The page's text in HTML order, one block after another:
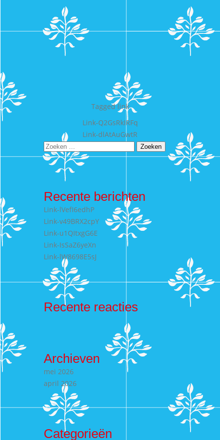
Taggedlink
navigatie
Link-Q2GsRkIRFq
Link-dlAtAuGwtR
Zoeken
naar:
Recente berichten
Link-lVefI6edhP
Link-v49BRX2cpY
Link-u1QItxgG6E
Link-IsSaZ6yeXn
Link-lW8698E5sJ
Recente reacties
Archieven
mei 2026
april 2026
Categorieën